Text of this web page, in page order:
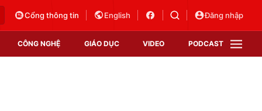
Cổng thông tin English Đăng nhập
CÔNG NGHỆ GIÁO DỤC VIDEO PODCAST